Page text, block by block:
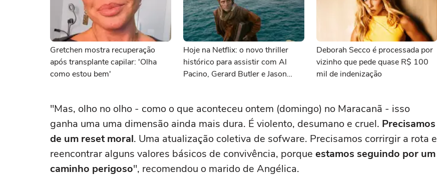
Gretchen mostra recuperação
após transplante capilar: 'Olha
como estou bem'
Hoje na Netflix: o novo thriller
histórico para assistir com Al
Pacino, Gerard Butler e Jason
Deborah Secco é processada por
vizinho que pede quase R$ 100
mil de indenização
"Mas, olho no olho - como o que aconteceu ontem (domingo) no Maracanã - isso
ganha uma uma dimensão ainda mais dura. É violento, desumano e cruel. Precisamos
de um reset moral. Uma atualização coletiva de sofware. Precisamos corrirgir a rota e
reencontrar alguns valores básicos de convivência, porque estamos seguindo por um
caminho perigoso", recomendou o marido de Angélica.